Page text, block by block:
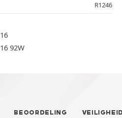
R1246
92W
BEOORDELING